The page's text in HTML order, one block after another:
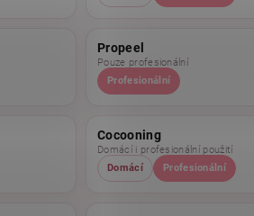
Propeel
Pouze profesionální
Profesionální
Cocooning
Domácí i profesionální použití
Domácí
Profesionální